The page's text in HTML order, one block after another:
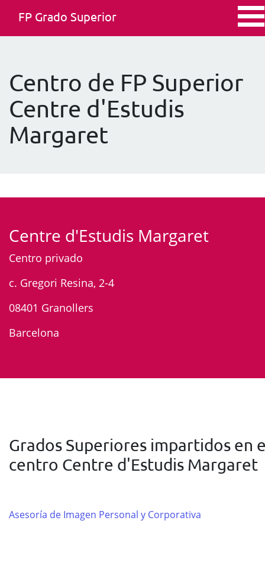
FP Grado Superior
Centro de FP Superior
Centre d'Estudis
Margaret
Centre d'Estudis Margaret
Centro privado
c. Gregori Resina, 2-4
08401 Granollers
Barcelona
Grados Superiores impartidos en
centro Centre d'Estudis Margaret
Asesoría de Imagen Personal y Corporativa